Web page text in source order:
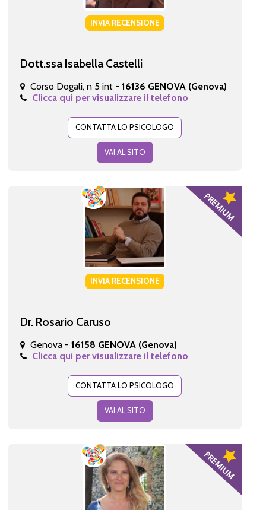
INVIA RECENSIONE
Dott.ssa Isabella Castelli
Corso Dogali, n 5 int - 16136 GENOVA (Genova)
Clicca qui per visualizzare il telefono
CONTATTA LO PSICOLOGO
VAI AL SITO
INVIA RECENSIONE
Dr. Rosario Caruso
Genova - 16158 GENOVA (Genova)
Clicca qui per visualizzare il telefono
CONTATTA LO PSICOLOGO
VAI AL SITO